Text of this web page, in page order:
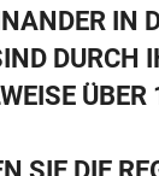
IN
DURCH